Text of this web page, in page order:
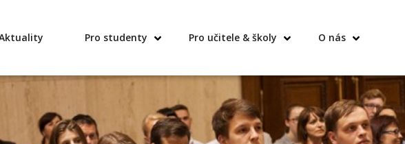
Pro studenty Pro učitele & školy O nás